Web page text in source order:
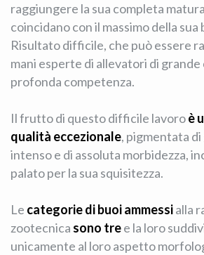
raggiungere la sua completa
coincidano con il massimo della sua
Risultato difficile, che può essere
mani esperte di allevatori di grande
profonda competenza.
Il frutto di questo difficile lavoroè
qualità eccezionale, pigmentata
intenso e di assoluta morbidezza,
palato per la sua squisitezza.
Le categorie di buoi ammessialla
zootecnica sono tree la loro
unicamente al loro aspetto